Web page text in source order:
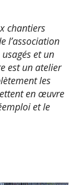
chantiers
l’association
et un
est un atelier
les
en œuvre
et le